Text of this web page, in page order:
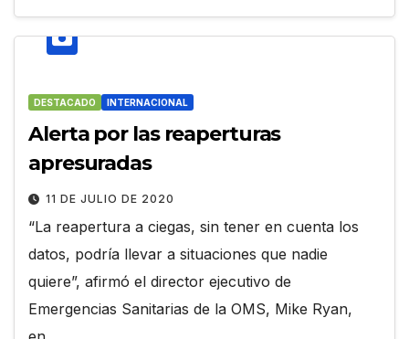
DESTACADO INTERNACIONAL
Alerta por las reaperturas
apresuradas
11 DE JULIO DE 2020
“La reapertura a ciegas, sin tener en cuenta los
datos, podría llevar a situaciones que nadie
quiere”, afirmó el director ejecutivo de
Emergencias Sanitarias de la OMS, Mike Ryan,